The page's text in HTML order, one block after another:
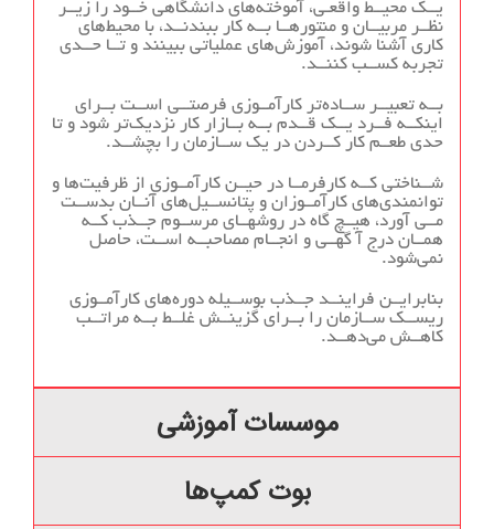
یــک محیــط واقعـی، آموخته‌های دانشگاهی خــود را زیــر
نظــر مربیــان و منتورهــا بــه کار ببندنــد، با محیط‌های
کاری آشنا شوند، آموزش‌های عملیاتی ببینند و تــا حــدی
تجربه کســب کننــد.
بــه تعبیــر ســاده‌تر کارآمــوزی فرصتــی اســت بــرای
اینکــه فــرد یــک قــدم بــه بــازار کار نزدیک‌تر شود و تا
حدی طعــم کار کــردن در یک ســازمان را بچشــد.
شــناختی کــه کارفرمــا در حیــن کارآمــوزی از ظرفیت‌ها و
توانمندی‌های کارآمــوزان و پتانســیل‌های آنــان بدســت
مــی آورد، هیــچ گاه در روشهــای مرســوم جــذب کــه
همــان درج آ گهــی و انجــام مصاحبــه اســت، حاصل
نمی‌شود.
بنابرایــن فراینــد جــذب بوســیله دوره‌های کارآمــوزی
ریســک ســازمان را بــرای گزینــش غلــط بــه مراتــب
کاهــش می‌دهــد.
موسسات آموزشی‬‬‬
‬بوت کمپ‌ها‬‬‬